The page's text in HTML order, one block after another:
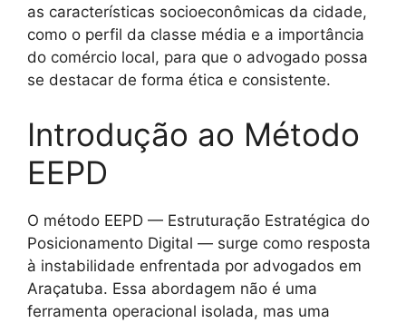
as características socioeconômicas da cidade,
como o perfil da classe média e a importância
do comércio local, para que o advogado possa
se destacar de forma ética e consistente.
Introdução ao Método
EEPD
O método EEPD — Estruturação Estratégica do
Posicionamento Digital — surge como resposta
à instabilidade enfrentada por advogados em
Araçatuba. Essa abordagem não é uma
ferramenta operacional isolada, mas uma